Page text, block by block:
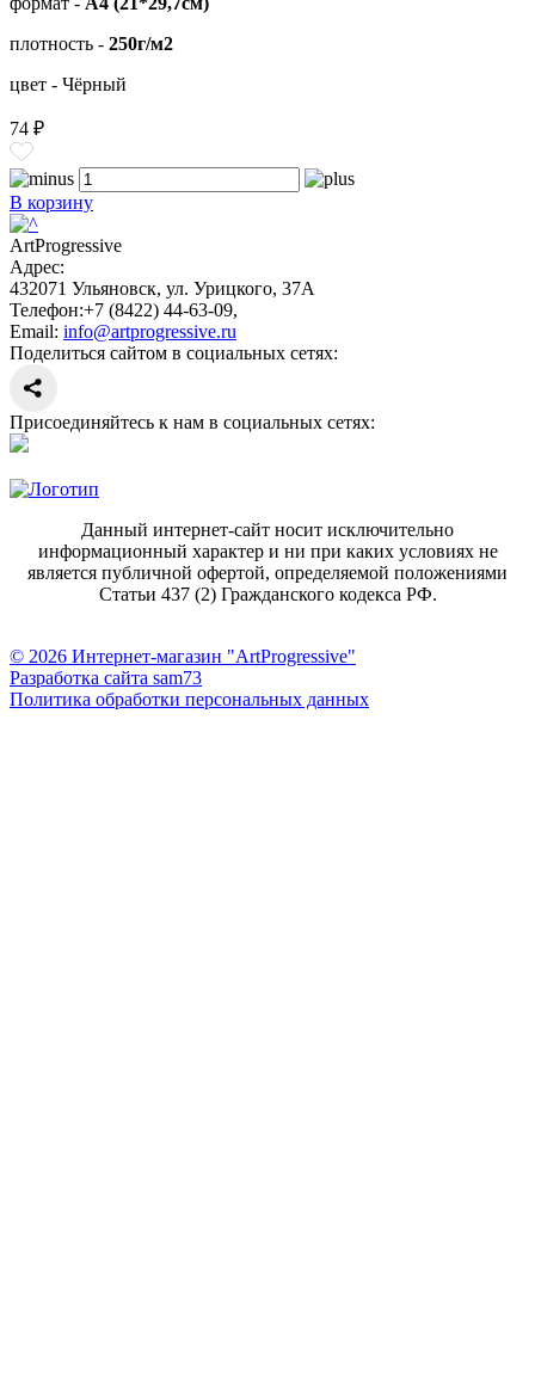
плотность - 250г/м2
цвет - Чёрный
74 ₽
В корзину
ArtProgressive
Адрес:
432071 Ульяновск, ул. Урицкого, 37А
Телефон:+7 (8422) 44-63-09,
Email: info@artprogressive.ru
Поделиться сайтом в социальных сетях:
Присоединяйтесь к нам в социальных сетях:
Данный интернет-сайт носит исключительно
информационный характер и ни при каких условиях не
является публичной офертой, определяемой положениями
Статьи 437 (2) Гражданского кодекса РФ.
© 2026 Интернет-магазин "ArtProgressive"
Разработка сайта sam73
Политика обработки персональных данных